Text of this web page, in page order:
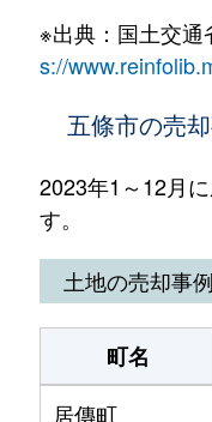
※出典：国土交通
s://
五條市の売
2023年1～12月
す。
土地の売却事例
町名
居傳町